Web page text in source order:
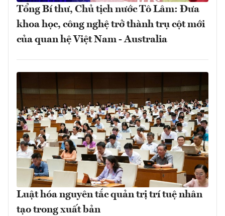
Tổng Bí thư, Chủ tịch nước Tô Lâm: Đưa
khoa học, công nghệ trở thành trụ cột mới
của quan hệ Việt Nam - Australia
Luật hóa nguyên tắc quản trị trí tuệ nhân
tạo trong xuất bản